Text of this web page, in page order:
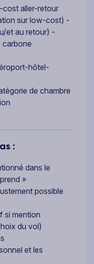
aller-retour
sur low-cost) -
et au retour) -
carbone
hôtel-
de chambre
:
dans le
»
possible
si mention
du vol)
et les